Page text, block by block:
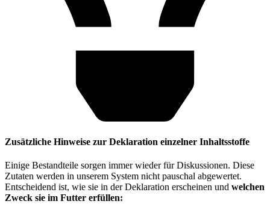
Zusätzliche Hinweise zur Deklaration einzelner Inhaltsstoffe
Einige Bestandteile sorgen immer wieder für Diskussionen. Diese
Zutaten werden in unserem System nicht pauschal abgewertet.
Entscheidend ist, wie sie in der Deklaration erscheinen und welchen
Zweck sie im Futter erfüllen: